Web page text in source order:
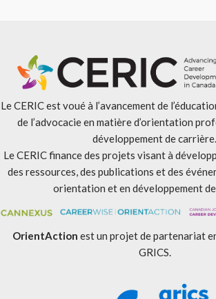
Le CERIC est voué à l’avancement de
de l’advocacie en matière d’orientation
développement de carrière.
Le CERIC finance des projets visant à
des ressources, des publications et des
orientation et en développement
OrientAction est un projet de partenariat
GRICS.